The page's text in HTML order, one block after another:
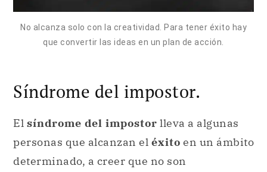
No alcanza solo con la creatividad. Para tener éxito hay
que convertir las ideas en un plan de acción.
Síndrome del impostor.
El síndrome del impostor lleva a algunas
personas que alcanzan el éxito en un ámbito
determinado, a creer que no son